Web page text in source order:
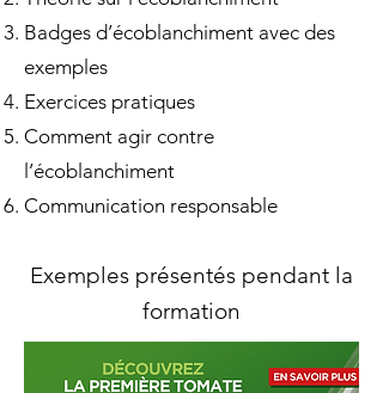
Badges d’écoblanchiment avec des
exemples
Exercices pratiques
Comment agir contre
l’écoblanchiment
Communication responsable
Exemples présentés pendant la
formation